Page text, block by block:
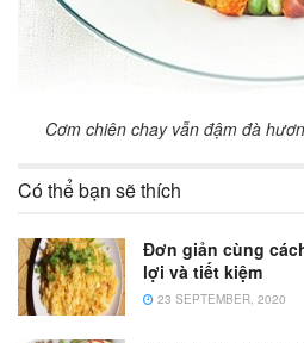
Cơm chiên chay vẫn đậm đà
Có thể bạn sẽ thích
Đơn giản cùng
lợi và tiết kiệm
23 SEPTEMBER, 2020